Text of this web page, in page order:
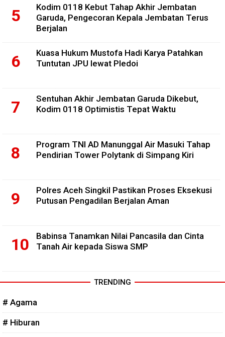
Kodim 0118 Kebut Tahap Akhir Jembatan
Garuda, Pengecoran Kepala Jembatan Terus
Berjalan
Kuasa Hukum Mustofa Hadi Karya Patahkan
Tuntutan JPU lewat Pledoi
Sentuhan Akhir Jembatan Garuda Dikebut,
Kodim 0118 Optimistis Tepat Waktu
Program TNI AD Manunggal Air Masuki Tahap
Pendirian Tower Polytank di Simpang Kiri
Polres Aceh Singkil Pastikan Proses Eksekusi
Putusan Pengadilan Berjalan Aman
Babinsa Tanamkan Nilai Pancasila dan Cinta
Tanah Air kepada Siswa SMP
TRENDING
# Agama
# Hiburan